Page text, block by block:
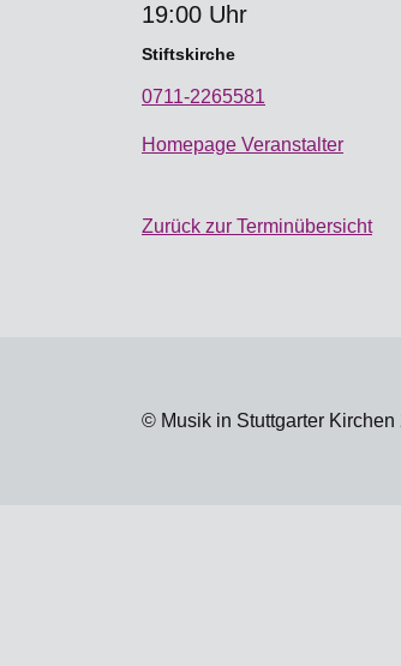
19:00 Uhr
Stiftskirche
0711-2265581
Homepage Veranstalter
Zurück zur Terminübersicht
© Musik in Stuttgarter Kirchen